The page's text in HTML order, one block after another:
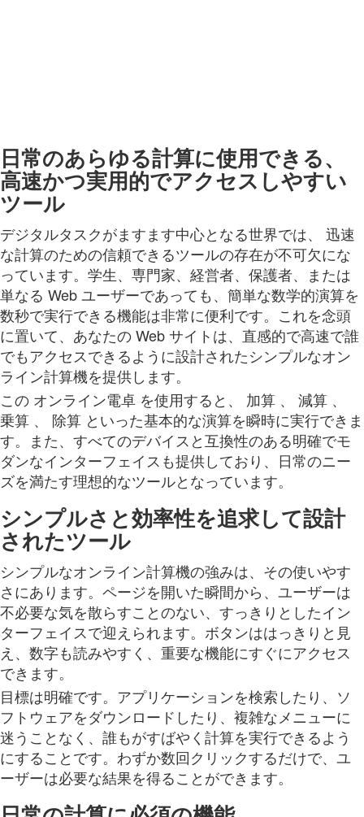
日常のあらゆる計算に使用できる、
高速かつ実用的でアクセスしやすい
ツール
デジタルタスクがますます中心となる世界では、 迅速
な計算のための信頼できるツールの存在が不可欠にな
っています。学生、専門家、経営者、保護者、または
単なる Web ユーザーであっても、簡単な数学的演算を
数秒で実行できる機能は非常に便利です。これを念頭
に置いて、あなたの Web サイトは、直感的で高速で誰
でもアクセスできるように設計されたシンプルなオン
ライン計算機を提供します。
この オンライン電卓 を使用すると、 加算 、 減算 、
乗算 、 除算 といった基本的な演算を瞬時に実行できま
す。また、すべてのデバイスと互換性のある明確でモ
ダンなインターフェイスも提供しており、日常のニー
ズを満たす理想的なツールとなっています。
シンプルさと効率性を追求して設計
されたツール
シンプルなオンライン計算機の強みは、その使いやす
さにあります。ページを開いた瞬間から、ユーザーは
不必要な気を散らすことのない、すっきりとしたイン
ターフェイスで迎えられます。ボタンははっきりと見
え、数字も読みやすく、重要な機能にすぐにアクセス
できます。
目標は明確です。アプリケーションを検索したり、ソ
フトウェアをダウンロードしたり、複雑なメニューに
迷うことなく、誰もがすばやく計算を実行できるよう
にすることです。わずか数回クリックするだけで、ユ
ーザーは必要な結果を得ることができます。